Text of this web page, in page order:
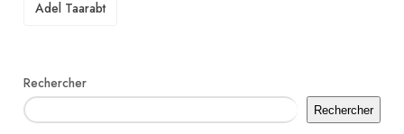
Adel Taarabt
Rechercher
Rechercher